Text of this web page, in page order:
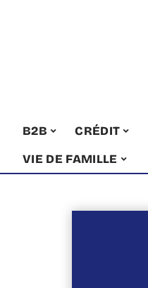
B2B CRÉDIT
VIE DE FAMILLE